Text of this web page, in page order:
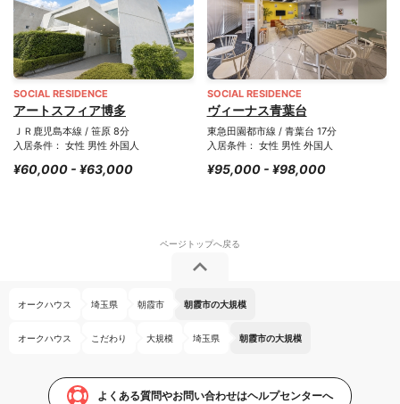
SOCIAL RESIDENCE
アートスフィア博多
ＪＲ鹿児島本線 / 笹原 8分
入居条件： 女性 男性 外国人
¥60,000 - ¥63,000
SOCIAL RESIDENCE
ヴィーナス青葉台
東急田園都市線 / 青葉台 17分
入居条件： 女性 男性 外国人
¥95,000 - ¥98,000
オークハウス 埼玉県 朝霞市 朝霞市の大規模
オークハウス こだわり 大規模 埼玉県 朝霞市の大規模
よくある質問やお問い合わせはヘルプセンターへ